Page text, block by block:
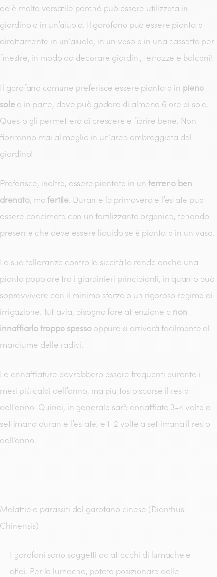
ed è molto versatile perché può essere utilizzata in
giardino o in un’aiuola. Il garofano può essere piantato
direttamente in un’aiuola, in un vaso o in una cassetta per
finestre, in modo da decorare giardini, terrazze e balconi!
Il garofano comune preferisce essere piantato in pieno
sole o in parte, dove può godere di almeno 6 ore di sole.
Questo gli permetterà di crescere e fiorire bene. Non
fioriranno mai al meglio in un’area ombreggiata del
giardino!
Preferisce, inoltre, essere piantato in un terreno ben
drenato, ma fertile. Durante la primavera e l’estate può
essere concimato con un fertilizzante organico, tenendo
presente che deve essere liquido se è piantato in un vaso.
La sua tolleranza contro la siccità la rende anche una
pianta popolare tra i giardinieri principianti, in quanto può
sopravvivere con il minimo sforzo o un rigoroso regime di
irrigazione. Tuttavia, bisogna fare attenzione a non
innaffiarlo troppo spesso oppure si arriverà facilmente al
marciume delle radici.
Le annaffiature dovrebbero essere frequenti durante i
mesi più caldi dell’anno, ma piuttosto scarse il resto
dell’anno. Quindi, in generale sarà annaffiato 3-4 volte a
settimana durante l’estate, e 1-2 volte a settimana il resto
dell’anno.
Malattie e parassiti del garofano cinese (Dianthus
Chinensis)
I garofani sono soggetti ad attacchi di lumache e
afidi. Per le lumache, potete posizionare delle